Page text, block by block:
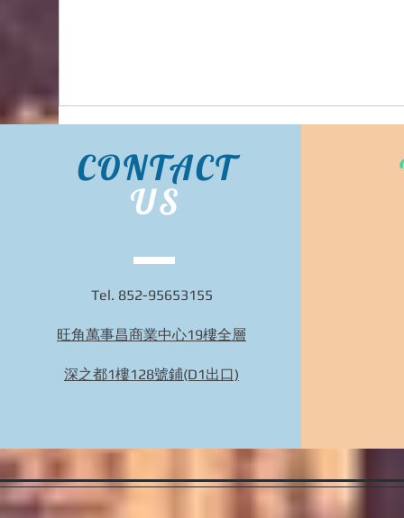
Bidhongkong.com 台灣代購《nuhi》台灣nuhi時
裝,外套,配飾代購-台灣網站代購(香港)
CONTACT
US
Tel. 852-95653155
旺角萬事昌商業中心19樓全層
深之都1樓128號鋪(D1出口)